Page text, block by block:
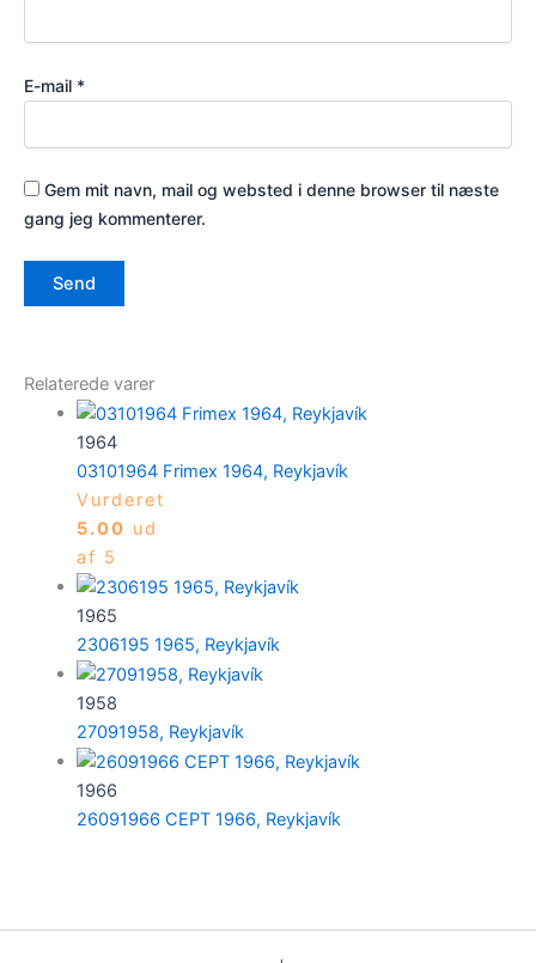
E-mail *
Gem mit navn, mail og websted i denne browser til næste
gang jeg kommenterer.
Relaterede varer
1964
03101964 Frimex 1964, Reykjavík
Vurderet
5.00 ud
af 5
1965
2306195 1965, Reykjavík
1958
27091958, Reykjavík
1966
26091966 CEPT 1966, Reykjavík